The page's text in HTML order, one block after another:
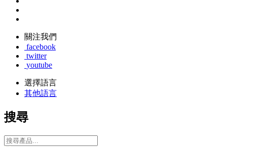
關注我們
facebook
twitter
youtube
選擇語言
其他語言
搜尋